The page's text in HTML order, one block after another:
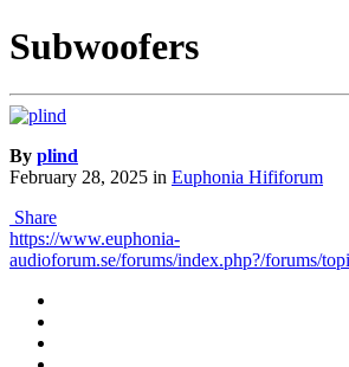
Subwoofers
By plind
February 28, 2025 in Euphonia Hififorum
Share
https://www.euphonia-
audioforum.se/forums/index.php?/forums/